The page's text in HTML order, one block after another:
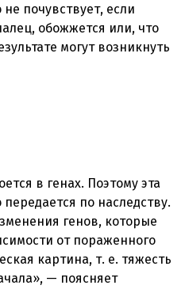
почувствует, если
обожжется или, что
могут возникнуть
в генах. Поэтому эта
по наследству.
генов, которые
от пораженного
картина, т. е. тяжесть
— поясняет